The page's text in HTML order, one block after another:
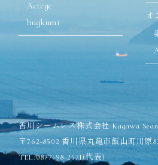
香川シームレス株式会社 Kagawa
〒762-8502 香川県丸亀市飯山町川原
TEL:0877-98-2571(代表)
Actcyc
hugkumi
オ